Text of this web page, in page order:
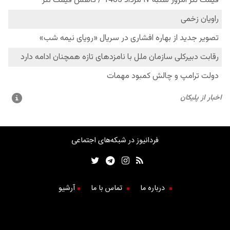
فردانیوز در شبکه‌های اجتماعی
درباره ما تماس با ما آرشیو